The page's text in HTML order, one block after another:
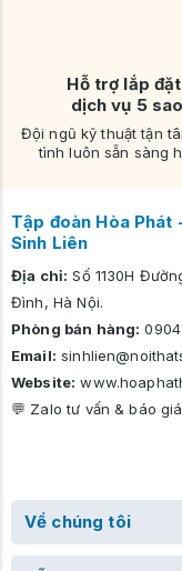
Hỗ trợ lắp
dịch vụ 5 sao
Đội ngũ kỹ thuật tận
tình luôn sẵn sàng
Tập đoàn Hòa Phát
Sinh Liên
Địa chỉ: Số 1130H
Đình, Hà Nội.
Phòng bán hàng:
Email:
Website:
💬 Zalo tư vấn & báo
Về chúng tôi